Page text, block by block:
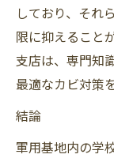
しており、それ
限に抑えること
支店は、専門知
最適なカビ対策
結論
軍用基地内の学